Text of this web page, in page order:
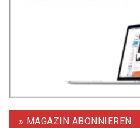
» MAGAZIN ABONNIEREN